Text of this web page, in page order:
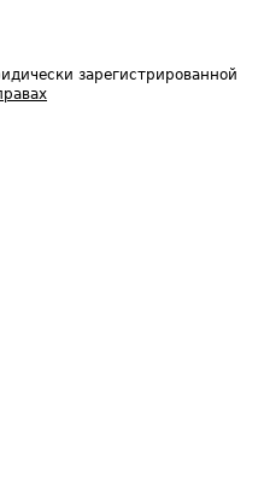
зарегистрированной